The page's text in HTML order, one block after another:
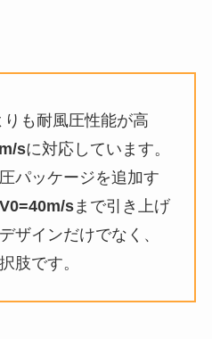
も耐風圧性能が高
sに対応しています。
パッケージを追加す
sまで引き上げ
ザインだけでなく、
肢です。